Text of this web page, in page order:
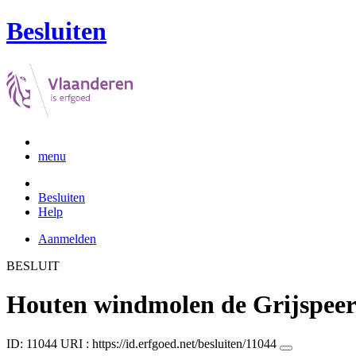
Besluiten
menu
Besluiten
Help
Aanmelden
BESLUIT
Houten windmolen de
ID: 11044 URI : https://id.erfgoed.net/besluiten/11044